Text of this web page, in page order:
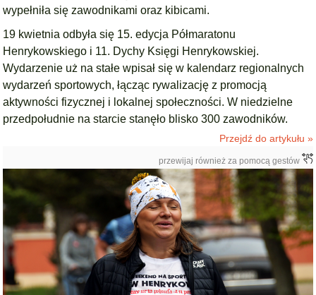
wypełniła się zawodnikami oraz kibicami.
19 kwietnia odbyła się 15. edycja Półmaratonu
Henrykowskiego i 11. Dychy Księgi Henrykowskiej.
Wydarzenie uż na stałe wpisał się w kalendarz regionalnych
wydarzeń sportowych, łącząc rywalizację z promocją
aktywności fizycznej i lokalnej społeczności. W niedzielne
przedpołudnie na starcie stanęło blisko 300 zawodników.
Przejdź do artykułu »
przewijaj również za pomocą gestów